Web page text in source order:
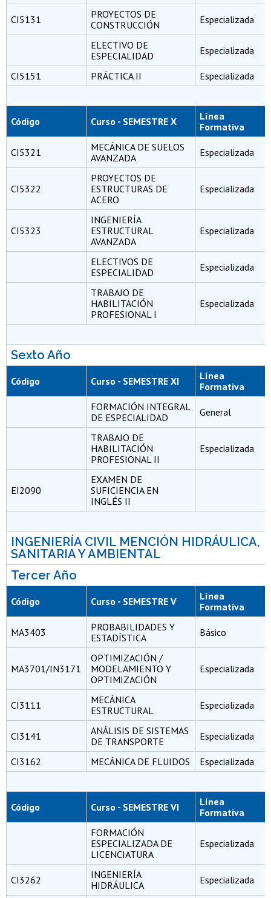
CI5131
PROYECTOS DE
CONSTRUCCIÓN
Especializada
ELECTIVO DE
ESPECIALIDAD
Especializada
CI5151 PRÁCTICA II Especializada
Código Curso - SEMESTRE X
Línea
Formativa
CI5321
MECÁNICA DE SUELOS
AVANZADA
Especializada
CI5322
PROYECTOS DE
ESTRUCTURAS DE
ACERO
Especializada
CI5323
INGENIERÍA
ESTRUCTURAL
AVANZADA
Especializada
ELECTIVOS DE
ESPECIALIDAD
Especializada
TRABAJO DE
HABILITACIÓN
PROFESIONAL I
Especializada
Sexto Año
Código Curso - SEMESTRE XI
Línea
Formativa
FORMACIÓN INTEGRAL
DE ESPECIALIDAD
General
TRABAJO DE
HABILITACIÓN
PROFESIONAL II
Especializada
EI2090
EXAMEN DE
SUFICIENCIA EN
INGLÉS II
INGENIERÍA CIVIL MENCIÓN HIDRÁULICA,
SANITARIA Y AMBIENTAL
Tercer Año
Código Curso - SEMESTRE V
Línea
Formativa
MA3403
PROBABILIDADES Y
ESTADÍSTICA
Básico
MA3701/IN3171
OPTIMIZACIÓN /
MODELAMIENTO Y
OPTIMIZACIÓN
Especializada
CI3111
MECÁNICA
ESTRUCTURAL
Especializada
CI3141
ANÁLISIS DE SISTEMAS
DE TRANSPORTE
Especializada
CI3162 MECÁNICA DE FLUIDOS Especializada
Código Curso - SEMESTRE VI
Línea
Formativa
FORMACIÓN
ESPECIALIZADA DE
LICENCIATURA
Especializada
CI3262
INGENIERÍA
HIDRÁULICA
Especializada